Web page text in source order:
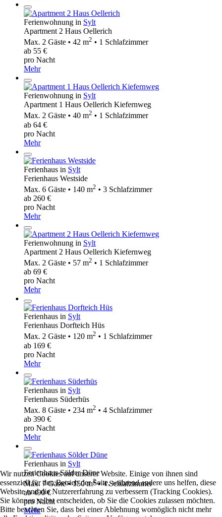
Ferienwohnung in Sylt
Apartment 2 Haus Oellerich
Max. 2 Gäste • 42 m2 • 1 Schlafzimmer
ab 55 €
pro Nacht
Mehr
Ferienwohnung in Sylt
Apartment 1 Haus Oellerich Kiefernweg
Max. 2 Gäste • 40 m2 • 1 Schlafzimmer
ab 64 €
pro Nacht
Mehr
Ferienhaus in Sylt
Ferienhaus Westside
Max. 6 Gäste • 140 m2 • 3 Schlafzimmer
ab 260 €
pro Nacht
Mehr
Ferienwohnung in Sylt
Apartment 2 Haus Oellerich Kiefernweg
Max. 2 Gäste • 57 m2 • 1 Schlafzimmer
ab 69 €
pro Nacht
Mehr
Ferienhaus in Sylt
Ferienhaus Dorfteich Hüs
Max. 2 Gäste • 120 m2 • 1 Schlafzimmer
ab 169 €
pro Nacht
Mehr
Ferienhaus in Sylt
Ferienhaus Süderhüs
Max. 8 Gäste • 234 m2 • 4 Schlafzimmer
ab 390 €
pro Nacht
Mehr
Ferienhaus in Sylt
Ferienhaus Sölder Düne
Max. 7 Gäste • 150 m2• 4 Schlafzimmer
ab 490 €
pro Nacht
Mehr
Wir nutzen Cookies auf unserer Website. Einige von ihnen sind
essenziell für den Betrieb der Seite, während andere uns helfen, diese
Website und die Nutzererfahrung zu verbessern (Tracking Cookies).
Sie können selbst entscheiden, ob Sie die Cookies zulassen möchten.
Bitte beachten Sie, dass bei einer Ablehnung womöglich nicht mehr